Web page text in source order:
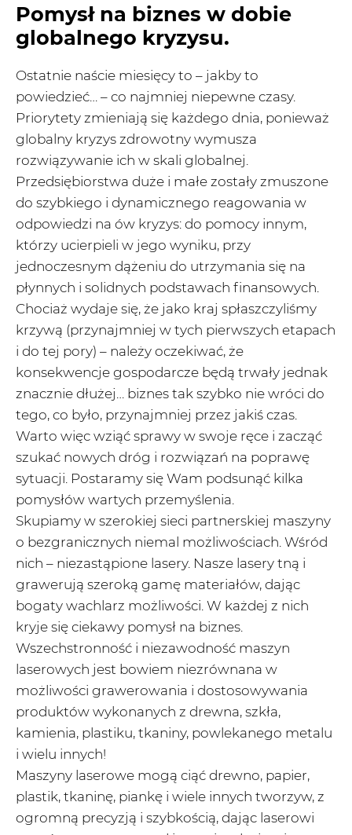
Pomysł na biznes w dobie
globalnego kryzysu.
Ostatnie naście miesięcy to – jakby to
powiedzieć… – co najmniej niepewne czasy.
Priorytety zmieniają się każdego dnia, ponieważ
globalny kryzys zdrowotny wymusza
rozwiązywanie ich w skali globalnej.
Przedsiębiorstwa duże i małe zostały zmuszone
do szybkiego i dynamicznego reagowania w
odpowiedzi na ów kryzys: do pomocy innym,
którzy ucierpieli w jego wyniku, przy
jednoczesnym dążeniu do utrzymania się na
płynnych i solidnych podstawach finansowych.
Chociaż wydaje się, że jako kraj spłaszczyliśmy
krzywą (przynajmniej w tych pierwszych etapach
i do tej pory) – należy oczekiwać, że
konsekwencje gospodarcze będą trwały jednak
znacznie dłużej… biznes tak szybko nie wróci do
tego, co było, przynajmniej przez jakiś czas.
Warto więc wziąć sprawy w swoje ręce i zacząć
szukać nowych dróg i rozwiązań na poprawę
sytuacji. Postaramy się Wam podsunąć kilka
pomysłów wartych przemyślenia.
Skupiamy w szerokiej sieci partnerskiej maszyny
o bezgranicznych niemal możliwościach. Wśród
nich – niezastąpione lasery. Nasze lasery tną i
grawerują szeroką gamę materiałów, dając
bogaty wachlarz możliwości. W każdej z nich
kryje się ciekawy pomysł na biznes.
Wszechstronność i niezawodność maszyn
laserowych jest bowiem niezrównana w
możliwości grawerowania i dostosowywania
produktów wykonanych z drewna, szkła,
kamienia, plastiku, tkaniny, powlekanego metalu
i wielu innych!
Maszyny laserowe mogą ciąć drewno, papier,
plastik, tkaninę, piankę i wiele innych tworzyw, z
ogromną precyzją i szybkością, dając laserowi